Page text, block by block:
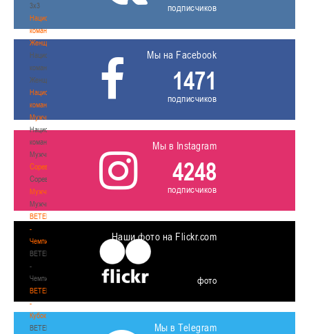
3х3
Национальная
команда.
Женщины
Национальная
команда.
Женщины
Национальная
команда.
Мужчины
Национальная
команда.
Мужчины
Соревнования
Соревнования
Мужчины
Мужчины
BETERA
-
Чемпионат
BETERA
-
Чемпионат
BETERA
-
Кубок
BETERA
подписчиков
Мы на Facebook
1471
подписчиков
Мы в Instagram
4248
подписчиков
Наши фото на Flickr.com
фото
Мы в Telegram